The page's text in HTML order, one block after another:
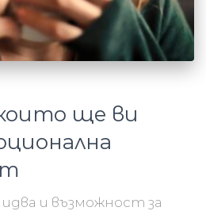
ще ви
и възможност за